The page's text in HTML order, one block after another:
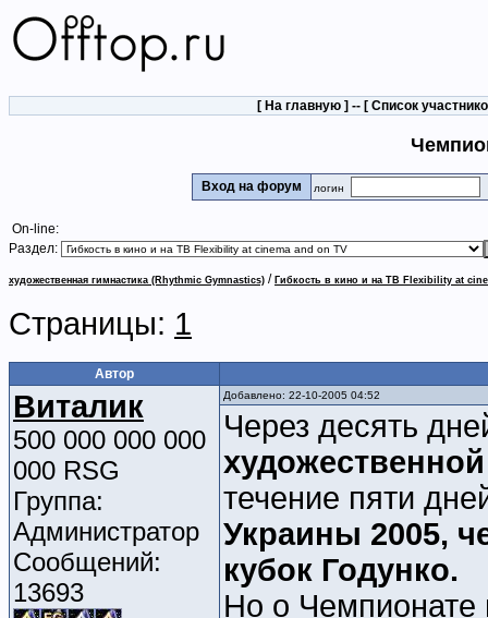
[ На главную ] -- [ Список
Вход на форум логин
On-line:
Раздел:
художественная гимнастика (Rhythmic Gymnastics) / Гибкость в кино и на ТВ Flexibility at
Страницы: 1
Автор
Виталик
500 000 000 000
000 RSG
Группа:
Администратор
Сообщений:
13693
Добавлено: 22-10-2005 04:52
Через десять
течение пяти
Украины 2005,
кубок Годунко.
Но о